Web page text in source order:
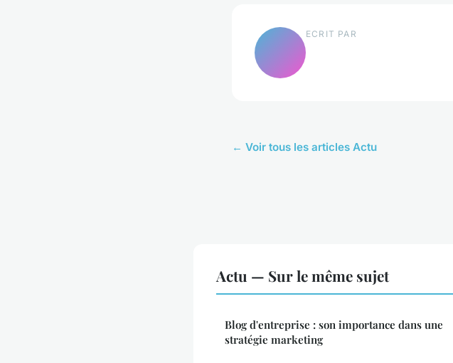
ECRIT PAR
← Voir tous les articles Actu
Actu — Sur le même sujet
Blog d'entreprise : son importance dans une
stratégie marketing